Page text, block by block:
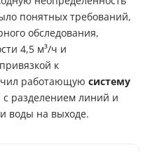
понятных требований,
обследования,
4,5 м³/ч и
к
работающую систему
с разделением линий и
воды на выходе.